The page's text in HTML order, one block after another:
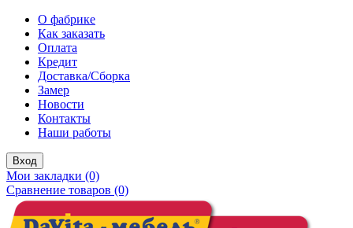
О фабрике
Как заказать
Оплата
Кредит
Доставка/Сборка
Замер
Новости
Контакты
Наши работы
Вход
Мои закладки (0)
Сравнение товаров (0)